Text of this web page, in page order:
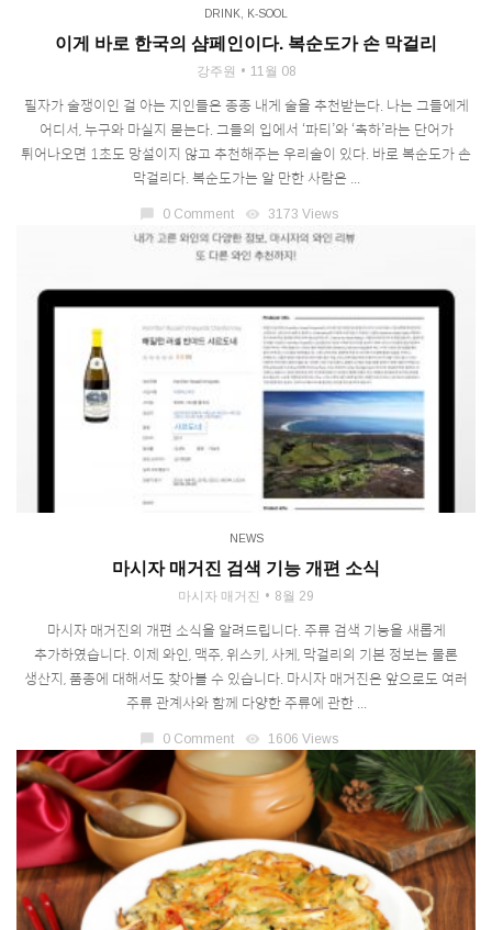
DRINK, K-SOOL
이게 바로 한국의 샴페인이다. 복순도가 손 막걸리
강주원 11월 08
필자가 술쟁이인 걸 아는 지인들은 종종 내게 술을 추천받는다. 나는 그들에게
어디서, 누구와 마실지 묻는다. 그들의 입에서 ‘파티’와 ‘축하’라는 단어가
튀어나오면 1초도 망설이지 않고 추천해주는 우리술이 있다. 바로 복순도가 손
막걸리다. 복순도가는 알 만한 사람은 ...
chat_bubble 0 Comment visibility 3173 Views
NEWS
마시자 매거진 검색 기능 개편 소식
마시자 매거진 8월 29
마시자 매거진의 개편 소식을 알려드립니다. 주류 검색 기능을 새롭게
추가하였습니다. 이제 와인, 맥주, 위스키, 사케, 막걸리의 기본 정보는 물론
생산지, 품종에 대해서도 찾아볼 수 있습니다. 마시자 매거진은 앞으로도 여러
주류 관계사와 함께 다양한 주류에 관한 ...
0 Comment visibility 1606 Views